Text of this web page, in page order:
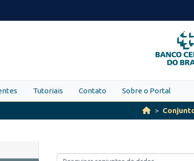
O
Tutoriais Contato Sobre o Portal